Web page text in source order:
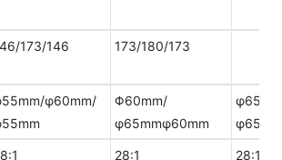
173/146 173/180/173
φ60mm/
Φ60mm/
φ65mmφ60mm
φ65mm
28:1 28:1